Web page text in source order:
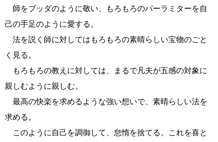
師をブッダのように敬い、もろもろのパーラミターを自
己の手足のように愛する。
法を説く師に対してはもろもろの素晴らしい宝物のごと
く見る。
もろもろの教えに対しては、まるで凡夫が五感の対象に
親しむように親しむ。
最高の快楽を求めるような強い想いで、素晴らしい法を
求める。
このように自己を調御して、怠惰を捨てる。これを喜と